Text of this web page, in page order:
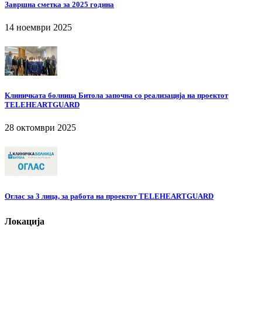
Завршна сметка за 2025 година
14 ноември 2025
Клиничката болница Битола започна со реализација на проектот
TELEHEARTGUARD
28 октомври 2025
Оглас за 3 лица, за работа на проектот TELEHEARTGUARD
Локација